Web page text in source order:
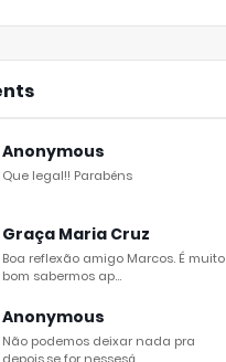
Anonymous
Que legal!! Parabéns
Graça Maria Cruz
Boa reflexão amigo Marcos. É muito
bom sabermos ap...
Anonymous
Não podemos deixar nada pra